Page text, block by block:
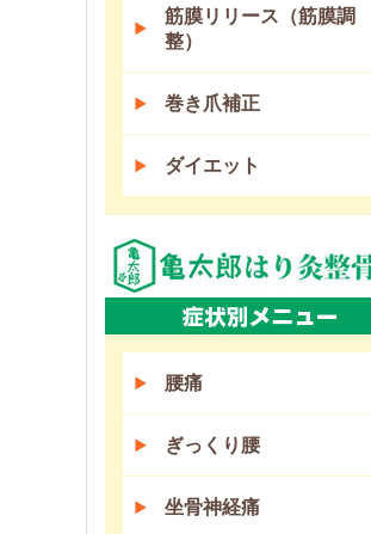
筋膜リリース（筋膜調
整）
巻き爪補正
ダイエット
腰痛
ぎっくり腰
坐骨神経痛